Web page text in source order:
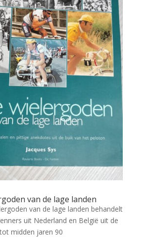
van de lage landen
van de lage landen behandelt
uit Nederland en België uit de
midden jaren 90